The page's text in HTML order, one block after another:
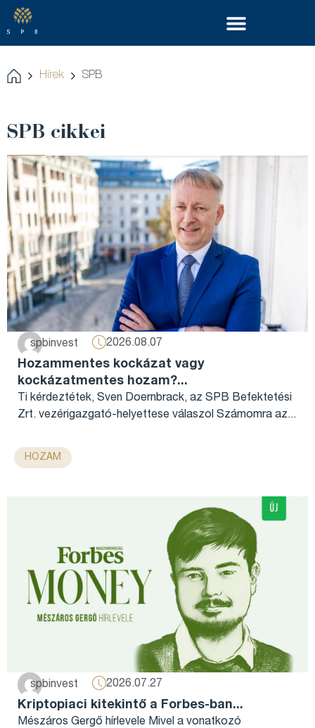
Hírek SPB
SPB cikkei
spbinvest 2026.08.07
Hozammentes kockázat vagy
kockázatmentes hozam?...
Ti kérdeztétek, Sven Doernbrack, az SPB Befektetési
Zrt. vezérigazgató-helyettese válaszol Számomra az...
HOZAM
spbinvest 2026.07.27
Kriptopiaci kitekintő a Forbes-ban...
Mészáros Gergő hírlevele Mivel a vonatkozó